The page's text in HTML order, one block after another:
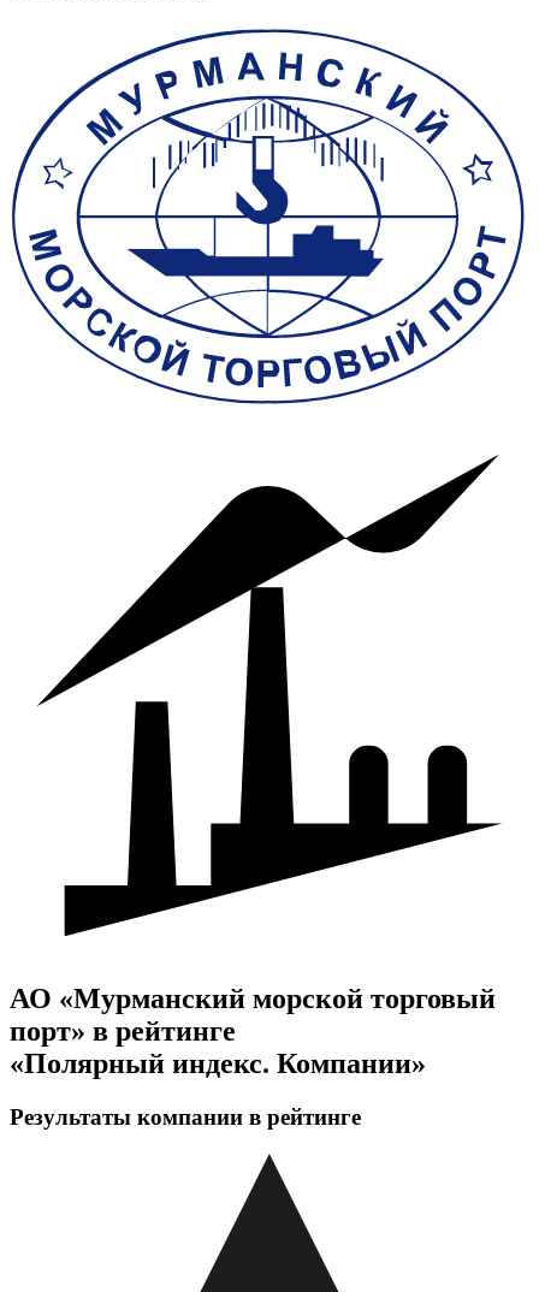
АО «Мурманский морской торговый
порт» в рейтинге
«Полярный индекс. Компании»
Результаты компании в рейтинге